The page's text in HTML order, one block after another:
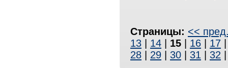
Страницы: <<
13
14 15 16 17
28
29 30 31 32